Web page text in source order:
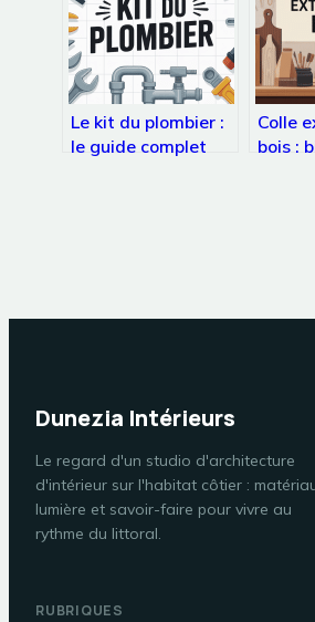
Le kit du plombier :
le guide complet
Colle
bois :
Dunezia Intérieurs
Le regard d'un studio d'architecture
d'intérieur sur l'habitat côtier :
lumière et savoir-faire pour vivre au
rythme du littoral.
RUBRIQUES